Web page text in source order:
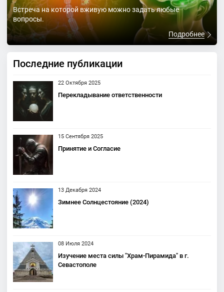
Встреча на которой вживую можно задать любые
вопросы.
Подробнее
Последние публикации
22 Октября 2025
Перекладывание ответственности
15 Сентября 2025
Принятие и Согласие
13 Декабря 2024
Зимнее Солнцестояние (2024)
08 Июля 2024
Изучение места силы "Храм-Пирамида" в г.
Севастополе